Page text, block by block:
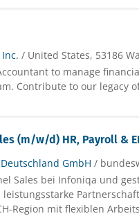
Inc. / United States, 53186
to manage
Contribute to our legacy
(m/w/d) HR, Payroll &
GmbH /
Sales bei Infoniqa und
leistungsstarke
Region mit flexiblen